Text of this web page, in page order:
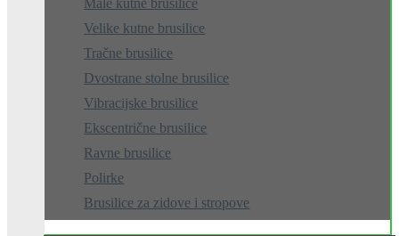
Male kutne brusilice
Velike kutne brusilice
Tračne brusilice
Dvostrane stolne brusilice
Vibracijske brusilice
Ekscentrične brusilice
Ravne brusilice
Polirke
Brusilice za zidove i stropove